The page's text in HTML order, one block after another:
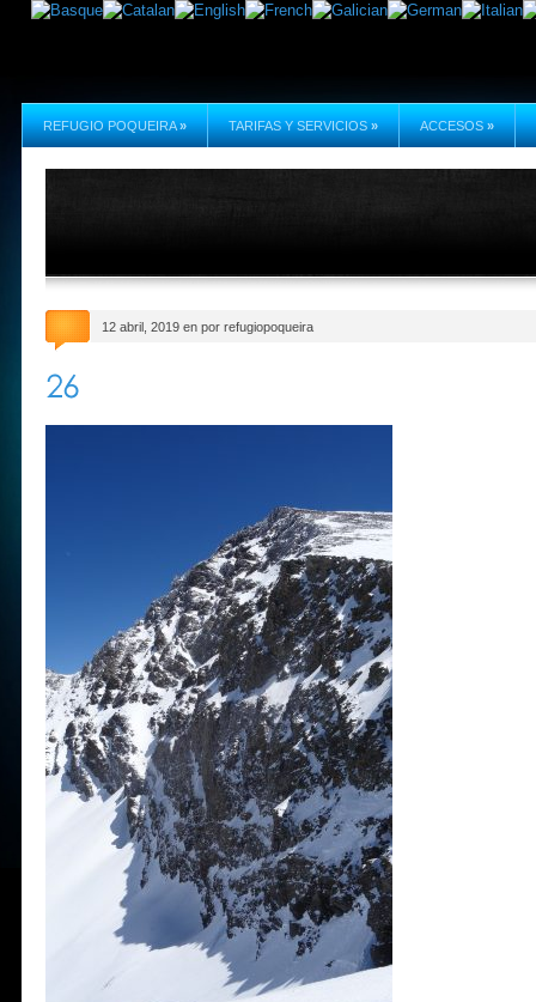
REFUGIO POQUEIRA » TARIFAS Y SERVICIOS » ACCESOS »
12 abril, 2019 en por refugiopoqueira